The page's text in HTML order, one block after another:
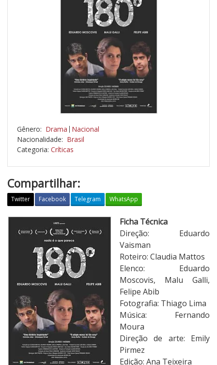
Gênero: Drama Nacional
Nacionalidade: Brasil
Categoria: Críticas
Compartilhar:
Twitter Facebook Telegram WhatsApp
Ficha Técnica
Direção: Eduardo
Vaisman
Roteiro: Claudia Mattos
Elenco: Eduardo
Moscovis, Malu Galli,
Felipe Abib
Fotografia: Thiago Lima
Música: Fernando
Moura
Direção de arte: Emily
Pirmez
Edição: Ana Teixeira